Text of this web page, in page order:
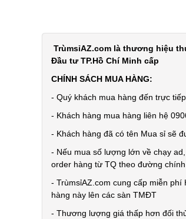
TrùmsỉAZ.com là thương hiệu
Đầu tư TP.Hồ Chí Minh cấp
CHÍNH SÁCH MUA HÀNG:
- Quý khách mua hàng đến trực
- Khách hàng mua hàng liên hệ
- Khách hàng đã có tên Mua sỉ sẽ
- Nếu mua số lượng lớn về chạy
order hàng từ TQ theo đường
- TrùmsỉAZ.com cung cấp miễn
hàng này lên các sàn TMĐT
- Thương lượng giá thấp hơn đối